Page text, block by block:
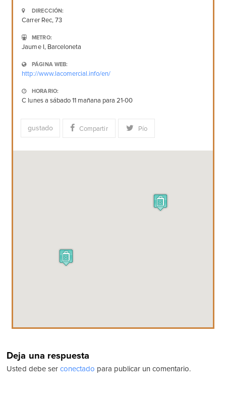
DIRECCIÓN:
Carrer Rec, 73
METRO:
Jaume I, Barceloneta
PÁGINA WEB:
http://www.lacomercial.info/en/
HORARIO:
C lunes a sábado 11 mañana para 21-00
gustado Compartir Pío
Deja una respuesta
Usted debe ser conectado para publicar un comentario.